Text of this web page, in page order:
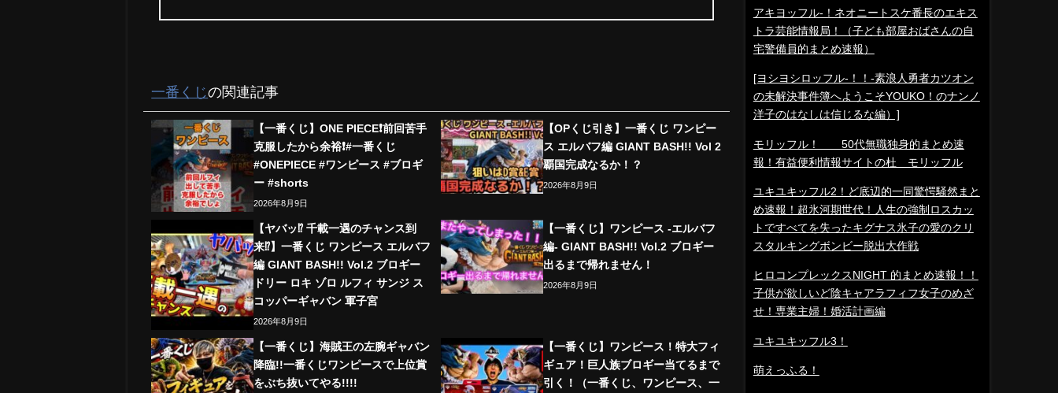
一番くじの関連記事
【一番くじ】ONE PIECE❗️前回苦手
克服したから余裕❗️#一番くじ
#ONEPIECE #ワンピース #ブロギ
ー #shorts
2026年8月9日
【OPくじ引き】一番くじ ワンピー
ス エルバフ編 GIANT BASH!! Vol 2
覇国完成なるか！？
2026年8月9日
【ヤバッ⁉︎ 千載一遇のチャンス到
来⁉︎】一番くじ ワンピース エルバフ
編 GIANT BASH!! Vol.2 ブロギー
ドリー ロキ ゾロ ルフィ サンジ ス
コッパーギャバン 軍子宮
2026年8月9日
【一番くじ】ワンピース -エルバフ
編- GIANT BASH!! Vol.2 ブロギー
出るまで帰れません！
2026年8月9日
【一番くじ】海賊王の左腕ギャバン
降臨!!一番くじワンピースで上位賞
をぶち抜いてやる!!!!
【一番くじ】ワンピース！特大フィ
ギュア！巨人族ブロギー当てるまで
引く！（一番くじ、ワンピース、一
アキヨッフル-！ネオニートスケ番長のエキス
トラ芸能情報局！（子ども部屋おばさんの自
宅警備員的まとめ速報）
[ヨシヨシロッフル-！！-素浪人勇者カツオン
の未解決事件簿へようこそYOUKO！のナンノ
洋子のはなしは信じるな編）]
モリッフル！ 50代無職独身的まとめ速
報！有益便利情報サイトの杜 モリッフル
ユキユキッフル2！ど底辺的一同驚愕騒然まと
め速報！超氷河期世代！人生の強制ロスカッ
トですべてを失ったキグナス氷子の愛のクリ
スタルキングボンビー脱出大作戦
ヒロコンプレックスNIGHT 的まとめ速報！！
子供が欲しいど陰キャアラフィフ女子のめざ
せ！専業主婦！婚活計画編
ユキユキッフル3！
萌えっふる！